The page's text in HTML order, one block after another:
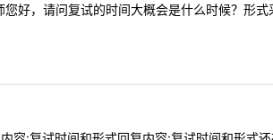
，请问复试的时间大概会是什么时候？形